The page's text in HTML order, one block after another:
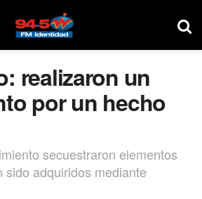
realizaron un
por un hecho
secuestraron elementos
adquiridos mediante